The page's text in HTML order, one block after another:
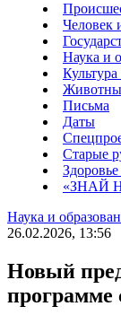
Человек
Наука и
Письма
Даты
Старые
«ЗНАЙ
Наука и
26.02.2026, 13:56
Новый
программе